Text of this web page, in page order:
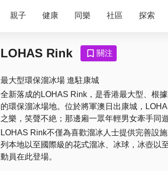
親子 健康 同樂 社區 探索
LOHAS Rink 關注
最大型環保溜冰場 進駐康城
全新落成的LOHAS Rink，是香港最大型、根
的環保溜冰場地。位於將軍澳日出康城，
之樂，笑聲不絶；那邊廂一眾年輕男女牽手同
LOHAS Rink不僅為喜歡溜冰人士提供完善設
列本地以至國際級的花式溜冰、冰球，冰壺以
動員在此登場。